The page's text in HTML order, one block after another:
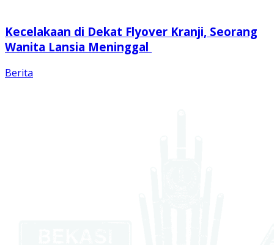
Kecelakaan di Dekat Flyover Kranji, Seorang
Wanita Lansia Meninggal
Berita